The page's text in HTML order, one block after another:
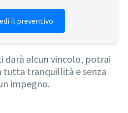
il preventivo
darà alcun vincolo, potrai
tutta tranquillità e senza
impegno.